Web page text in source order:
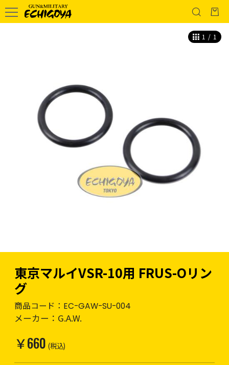
1 / 1
東京マルイVSR-10用 FRUS-Oリン
グ
商品コード： EC-GAW-SU-004
メーカー： G.A.W.
￥660 (税込)